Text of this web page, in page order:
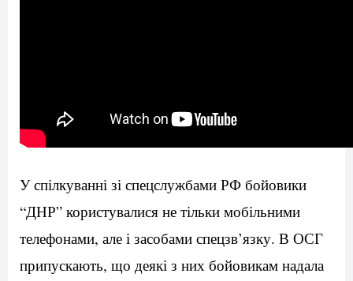
У спілкуванні зі спецслужбами РФ бойовики
“ДНР” користувалися не тільки мобільними
телефонами, але і засобами спецзв’язку. В ОСГ
припускають, що деякі з них бойовикам надала